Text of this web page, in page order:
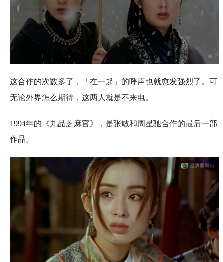
这合作的次数多了，「在一起」的呼声也就愈发强烈了。可
无论外界怎么期待，这两人就是不来电。
1994年的《九品芝麻官》，是张敏和周星驰合作的最后一部
作品。